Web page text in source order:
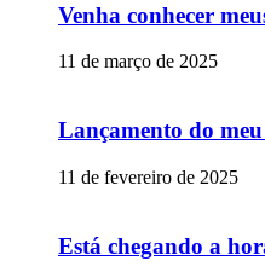
Venha conhecer
11 de março de 2025
Lançamento do
11 de fevereiro de 2025
Está chegando a